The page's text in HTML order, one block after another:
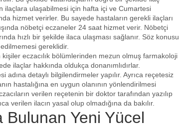
ilaçlara ulaşabilmesi için hafta içi ve Cumartesi
hizmet verirler. Bu sayede hastaların gerekli ilaçları
nöbetçi eczaneler 24 saat hizmet verir. Nöbetçi
hızlı bir şekilde ilaca ulaşması sağlanır. Söz konusu
gereklidir.
eczacılık bölümlerinden mezun olmuş farmakoloji
ilaçlar hakkında oldukça donanımlıdırlar.
adına detaylı bilgilendirmeler yapılır. Ayrıca reçetesiz
hastalığına en uygun olanının yönlendirilmesi
verilen reçetenin bir doktor tarafından yazılıp
verilen ilacın yasal olup olmadığına da bakılır.
Yeni Yücel